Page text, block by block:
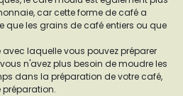
car cette forme de café a
que les grains de café entiers ou que
laquelle vous pouvez préparer
n'avez plus besoin de moudre les
dans la préparation de votre café,
préparation.